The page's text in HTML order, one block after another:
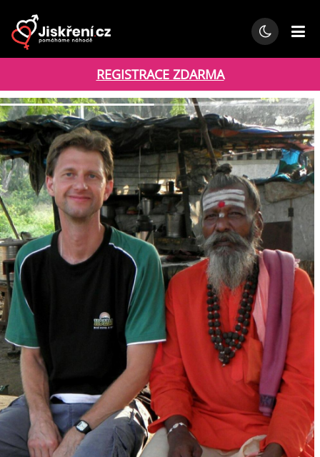
REGISTRACE ZDARMA